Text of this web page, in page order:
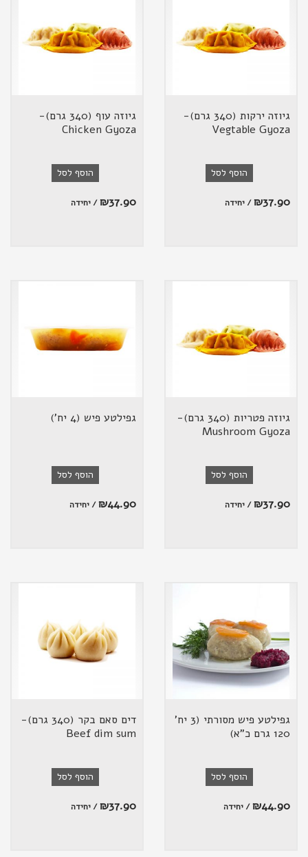
גיוזה ירקות (340 גרם)-
Vegtable Gyoza
הוסף לסל
₪37.90 / יחידה
גיוזה עוף (340 גרם)-
Chicken Gyoza
הוסף לסל
₪37.90 / יחידה
גיוזה פטריות (340 גרם)-
Mushroom Gyoza
הוסף לסל
₪37.90 / יחידה
גפילטע פיש (4 יח')
הוסף לסל
₪44.90 / יחידה
גפילטע פיש מסורתי (3 יח'
120 גרם כ"א)
הוסף לסל
₪44.90 / יחידה
דים סאם בקר (340 גרם)-
Beef dim sum
הוסף לסל
₪37.90 / יחידה